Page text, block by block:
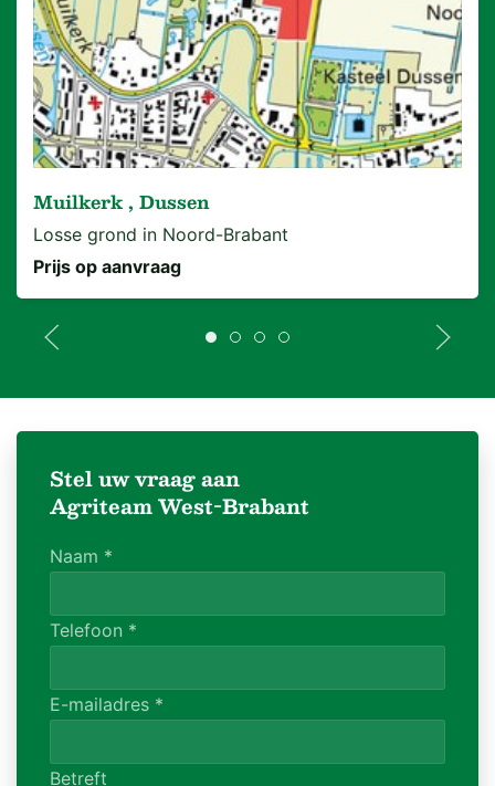
Muilkerk , Dussen
Losse grond in Noord-Brabant
Prijs op aanvraag
Stel uw vraag aan
Agriteam West-Brabant
Naam *
Telefoon *
E-mailadres *
Betreft